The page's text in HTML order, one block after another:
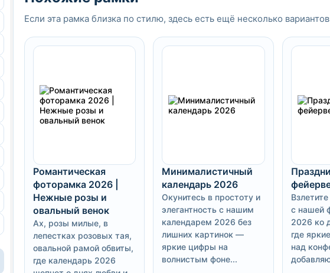
Если эта рамка близка по стилю, здесь есть ещё несколько
Романтическая
фоторамка 2026 |
Нежные розы и
овальный венок
Ах, розы милые, в
лепестках розовых тая,
овальной рамой обвиты,
где календарь 2026
Минималистичный
календарь 2026
Окунитесь в простоту и
элегантность с нашим
календарем 2026 без
лишних картинок —
яркие цифры на
волнистым фоне...
с нашей
2026 ко
где
над